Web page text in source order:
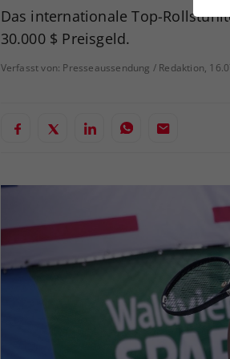
Das internationale Top-
30.000 $ Preisgeld.
Verfasst von: Presseaussendung / Redaktion,